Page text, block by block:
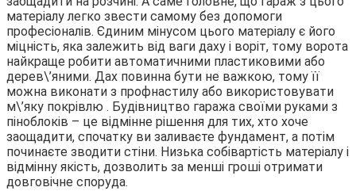
матеріалу легко звести самому без допомоги
професіоналів. Єдиним мінусом цього матеріалу є його
міцність, яка залежить від ваги даху і воріт, тому ворота
найкраще робити автоматичними пластиковими або
дерев\’яними. Дах повинна бути не важкою, тому її
можна виконати з профнастилу або використовувати
м\’яку покрівлю . Будівництво гаража своїми руками з
піноблоків – це відмінне рішення для тих, хто хоче
заощадити, спочатку ви заливаєте фундамент, а потім
починаєте зводити стіни. Низька собівартість матеріалу і
відмінну якість, дозволить за менші гроші отримати
довговічне споруда.